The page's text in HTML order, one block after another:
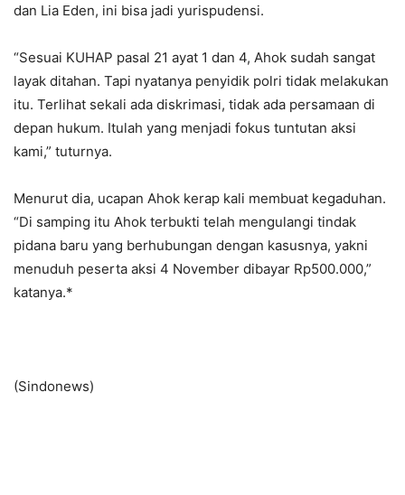
dan Lia Eden, ini bisa jadi yurispudensi.
“Sesuai KUHAP pasal 21 ayat 1 dan 4, Ahok sudah sangat
layak ditahan. Tapi nyatanya penyidik polri tidak melakukan
itu. Terlihat sekali ada diskrimasi, tidak ada persamaan di
depan hukum. Itulah yang menjadi fokus tuntutan aksi
kami,” tuturnya.
Menurut dia, ucapan Ahok kerap kali membuat kegaduhan.
“Di samping itu Ahok terbukti telah mengulangi tindak
pidana baru yang berhubungan dengan kasusnya, yakni
menuduh peserta aksi 4 November dibayar Rp500.000,”
katanya.*
(Sindonews)